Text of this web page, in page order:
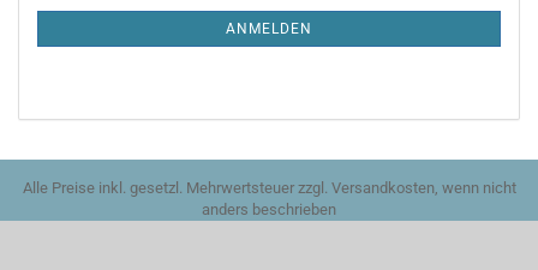
ANMELDEN
Alle Preise inkl. gesetzl. Mehrwertsteuer zzgl. Versandkosten, wenn nicht
anders beschrieben